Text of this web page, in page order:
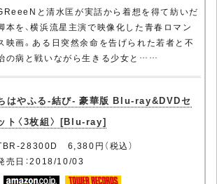
と清水匡が実話から着想を得て紡いだ
本を、横浜流星主演で映像化した青春ロマン
映画。ある日突然余命を告げられた若者と不
の病と戦いながら生きる少女と……
はやふる-結び- 豪華版 Blu-ray&DVDセ
ト〈3枚組〉 [Blu-ray]
28300D 6,380円（税込）
売日：2018/10/03